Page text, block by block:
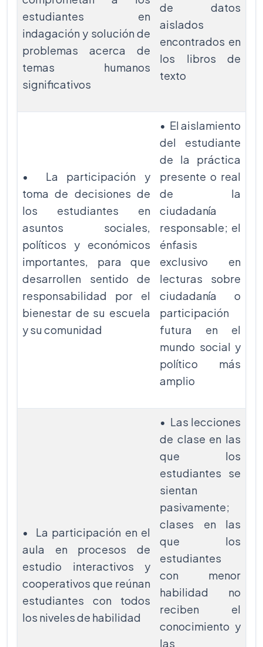
estudiantes en
indagación y solución de
problemas acerca de
temas humanos
significativos
de datos
aislados
encontrados en
los libros de
texto
• La participación y
toma de decisiones de
los estudiantes en
asuntos sociales,
políticos y económicos
importantes, para que
desarrollen sentido de
responsabilidad por el
bienestar de su escuela
y su comunidad
• El aislamiento
del estudiante
de la práctica
presente o real
de la
ciudadanía
responsable; el
énfasis
exclusivo en
lecturas sobre
ciudadanía o
participación
futura en el
mundo social y
político más
amplio
• La participación en el
aula en procesos de
estudio interactivos y
cooperativos que reúnan
estudiantes con todos
los niveles de habilidad
• Las lecciones
de clase en las
que los
estudiantes se
sientan
pasivamente;
clases en las
que los
estudiantes
con menor
habilidad no
reciben el
conocimiento y
las